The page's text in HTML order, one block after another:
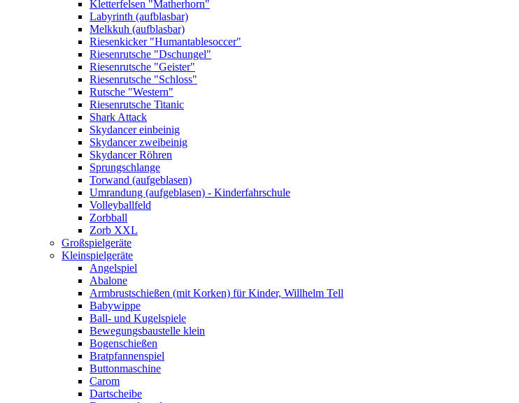
Kletterfelsen "Matherhorn"
Labyrinth (aufblasbar)
Melkkuh (aufblasbar)
Riesenkicker "Humantablesoccer"
Riesenrutsche "Dschungel"
Riesenrutsche "Geister"
Riesenrutsche "Schloss"
Rutsche "Western"
Riesenrutsche Titanic
Shark Attack
Skydancer einbeinig
Skydancer zweibeinig
Skydancer Röhren
Sprungschlange
Torwand (aufgeblasen)
Umrandung (aufgeblasen) - Kinderfahrschule
Volleyballfeld
Zorbball
Zorb XXL
Großspielgeräte
Kleinspielgeräte
Angelspiel
Abalone
Armbrustschießen (mit Korken) für Kinder, Willhelm Tell
Babywippe
Ball- und Kugelspiele
Bewegungsbaustelle klein
Bogenschießen
Bratpfannenspiel
Buttonmaschine
Carom
Dartscheibe